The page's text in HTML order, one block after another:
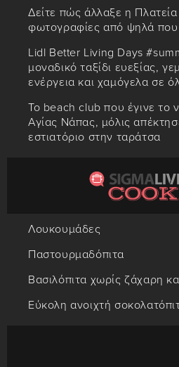
Δείτε πώς άλλαξε η
φωτογραφίες από ψηλά
Lidl Better Living Days
μοναδικό ταξίδι ευεξίας,
ενέργεια και χαμόγελα σε
Το beach club που έγινε το
Αγίας Νάπας, μόλις
εστιατόριο στην ταράτσα
Λουκουμάδες
Παστουρμαδόπιτα
Βασιλόπιτα χωρίς ζάχαρη
Εύκολη ανοιχτή